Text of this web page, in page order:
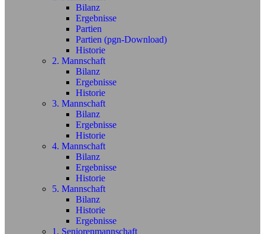
Bilanz
Ergebnisse
Partien
Partien (pgn-Download)
Historie
2. Mannschaft
Bilanz
Ergebnisse
Historie
3. Mannschaft
Bilanz
Ergebnisse
Historie
4. Mannschaft
Bilanz
Ergebnisse
Historie
5. Mannschaft
Bilanz
Historie
Ergebnisse
1. Seniorenmannschaft